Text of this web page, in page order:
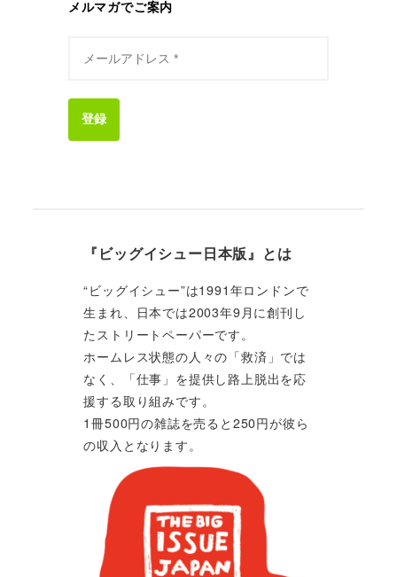
メルマガでご案内
登録
『ビッグイシュー日本版』とは
“ビッグイシュー”は1991年ロンドンで
生まれ、日本では2003年9月に創刊し
たストリートペーパーです。
ホームレス状態の人々の「救済」では
なく、「仕事」を提供し路上脱出を応
援する取り組みです。
1冊500円の雑誌を売ると250円が彼ら
の収入となります。